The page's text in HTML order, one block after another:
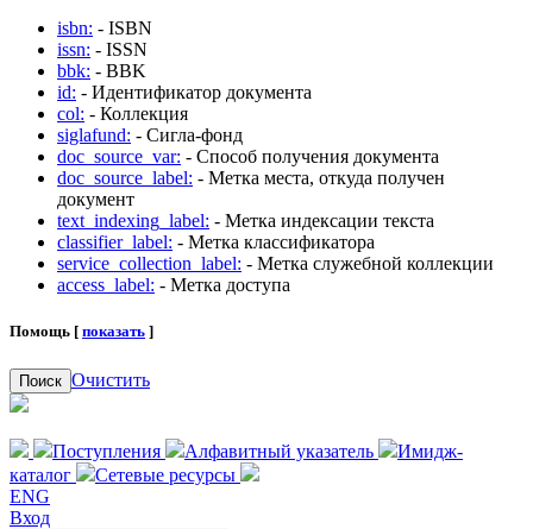
isbn: - ISBN
issn: - ISSN
bbk: - BBK
id: - Идентификатор документа
col: - Коллекция
siglafund: - Сигла-фонд
doc_source_var: - Способ получения документа
doc_source_label: - Метка места, откуда получен
документ
text_indexing_label: - Метка индексации текста
classifier_label: - Метка классификатора
service_collection_label: - Метка служебной коллекции
access_label: - Метка доступа
Помощь [ показать ]
Поиск Очистить
Поступления Алфавитный указатель
Имидж-
каталог
Сетевые ресурсы
ENG
Вход